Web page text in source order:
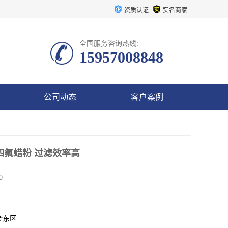
资质认证 实名商家
全国服务咨询热线:
15957008848
公司动态 客户案例
氟蜡粉 过滤效率高
东区